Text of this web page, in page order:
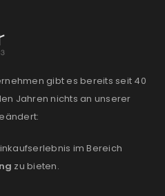
gibt es bereits seit 40
Jahren nichts an unserer
im Bereich
zu bieten.